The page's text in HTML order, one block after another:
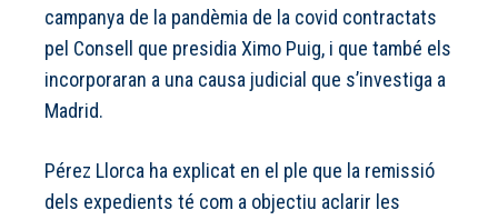
campanya de la pandèmia de la covid contractats
pel Consell que presidia Ximo Puig, i que també els
incorporaran a una causa judicial que s’investiga a
Madrid.
Pérez Llorca ha explicat en el ple que la remissió
dels expedients té com a objectiu aclarir les